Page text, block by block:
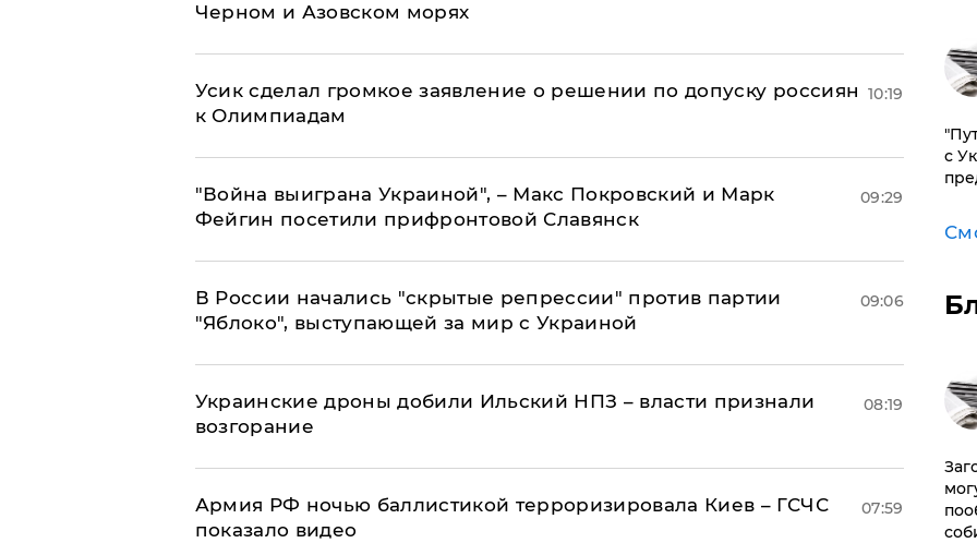
Черном и Азовском морях
Усик сделал громкое заявление о решении по допуску россиян
к Олимпиадам
10:19
"Война выиграна Украиной", – Макс Покровский и Марк
Фейгин посетили прифронтовой Славянск
09:29
В России начались "скрытые репрессии" против партии
"Яблоко", выступающей за мир с Украиной
09:06
Украинские дроны добили Ильский НПЗ – власти признали
возгорание
08:19
Армия РФ ночью баллистикой терроризировала Киев – ГСЧС
показало видео
07:59
с